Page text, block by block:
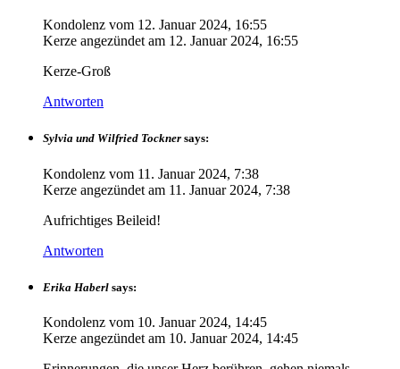
Kondolenz vom 12. Januar 2024, 16:55
Kerze angezündet am 12. Januar 2024, 16:55
Kerze-Groß
Antworten
Sylvia und Wilfried Tockner says:
Kondolenz vom 11. Januar 2024, 7:38
Kerze angezündet am 11. Januar 2024, 7:38
Aufrichtiges Beileid!
Antworten
Erika Haberl says:
Kondolenz vom 10. Januar 2024, 14:45
Kerze angezündet am 10. Januar 2024, 14:45